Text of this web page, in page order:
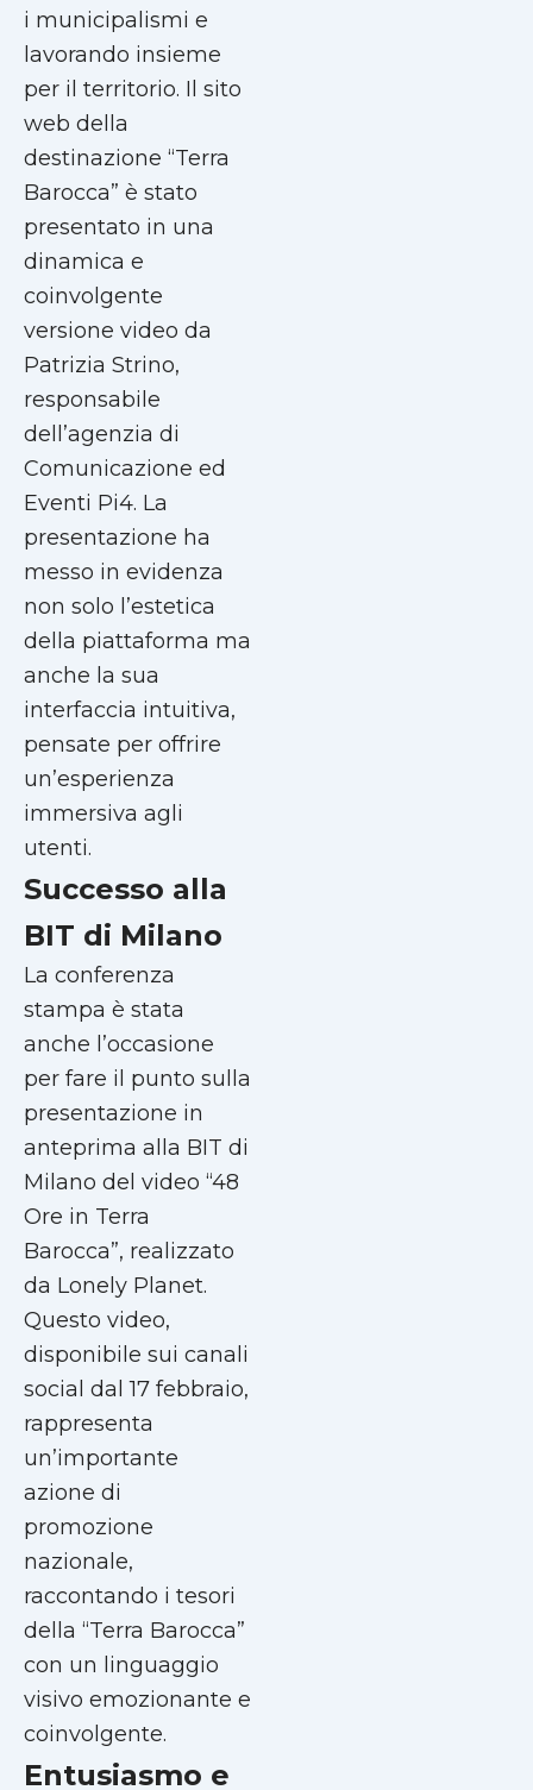
i municipalismi e
lavorando insieme
per il territorio. Il sito
web della
destinazione “Terra
Barocca” è stato
presentato in una
dinamica e
coinvolgente
versione video da
Patrizia Strino,
responsabile
dell’agenzia di
Comunicazione ed
Eventi Pi4. La
presentazione ha
messo in evidenza
non solo l’estetica
della piattaforma ma
anche la sua
interfaccia intuitiva,
pensate per offrire
un’esperienza
immersiva agli
utenti.
Successo alla
BIT di Milano
La conferenza
stampa è stata
anche l’occasione
per fare il punto sulla
presentazione in
anteprima alla BIT di
Milano del video “48
Ore in Terra
Barocca”, realizzato
da Lonely Planet.
Questo video,
disponibile sui canali
social dal 17 febbraio,
rappresenta
un’importante
azione di
promozione
nazionale,
raccontando i tesori
della “Terra Barocca”
con un linguaggio
visivo emozionante e
coinvolgente.
Entusiasmo e